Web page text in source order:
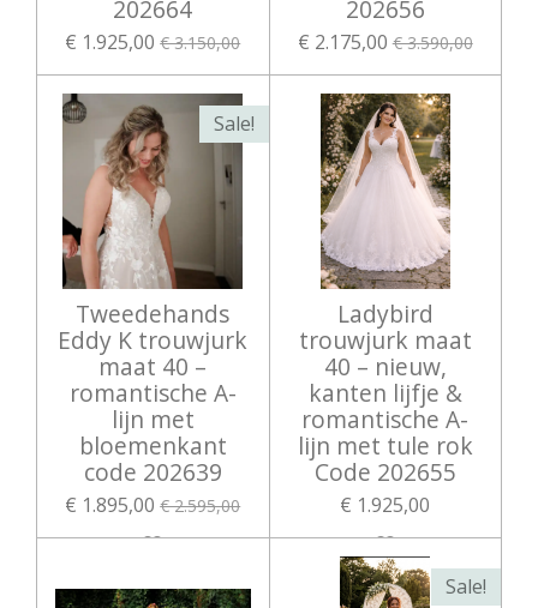
202664
€ 1.925,00 € 3.150,00
202656
€ 2.175,00 € 3.590,00
Sale!
Tweedehands
Eddy K trouwjurk
maat 40 –
romantische A-
lijn met
bloemenkant
code 202639
€ 1.895,00 € 2.595,00
Ladybird
trouwjurk maat
40 – nieuw,
kanten lijfje &
romantische A-
lijn met tule rok
Code 202655
€ 1.925,00
Sale!